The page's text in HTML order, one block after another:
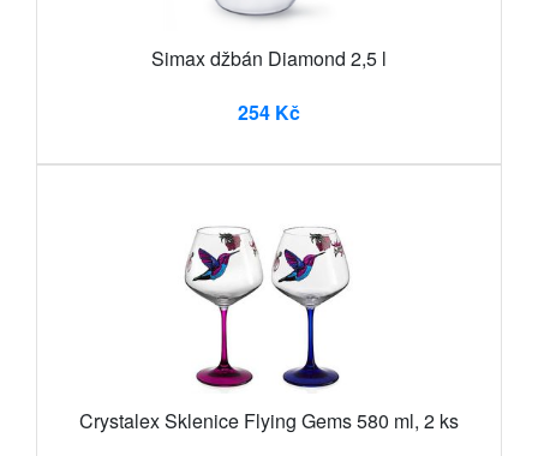
Simax džbán Diamond 2,5 l
254 Kč
Crystalex Sklenice Flying Gems 580 ml, 2 ks